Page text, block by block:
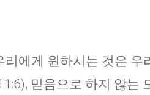
리에게 원하시는 것은 우
믿음으로 하지 않는